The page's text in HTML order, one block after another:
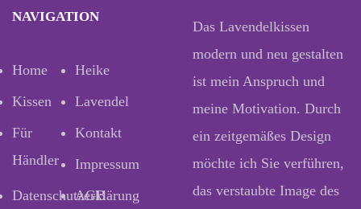
NAVIGATION
Home
Heike
Kissen
Lavendel
Für
Händler
Kontakt
Impressum
Datenschutzerklärung
AGB
Das Lavendelkissen
modern und neu gestalten
ist mein Anspruch und
meine Motivation. Durch
ein zeitgemäßes Design
möchte ich Sie verführen,
das verstaubte Image des